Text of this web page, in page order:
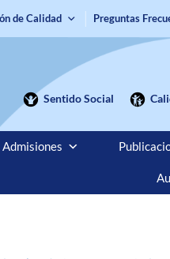
de Calidad Preguntas
Sentido Social
Admisiones